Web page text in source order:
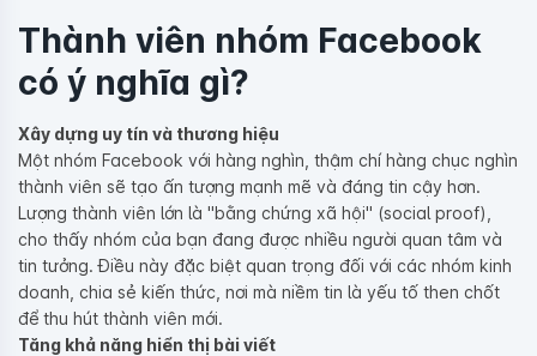
Thành viên nhóm Facebook
có ý nghĩa gì?
Xây dựng uy tín và thương hiệu
Một nhóm Facebook với hàng nghìn, thậm chí hàng chục nghìn
thành viên sẽ tạo ấn tượng mạnh mẽ và đáng tin cậy hơn.
Lượng thành viên lớn là "bằng chứng xã hội" (social proof),
cho thấy nhóm của bạn đang được nhiều người quan tâm và
tin tưởng. Điều này đặc biệt quan trọng đối với các nhóm kinh
doanh, chia sẻ kiến thức, nơi mà niềm tin là yếu tố then chốt
để thu hút thành viên mới.
Tăng khả năng hiển thị bài viết